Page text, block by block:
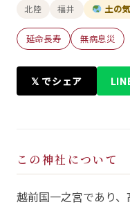
福井
北陸 福井 土の気
延命長寿 無病息災
𝕏 でシェア
この神社について
越前国一之宮であり